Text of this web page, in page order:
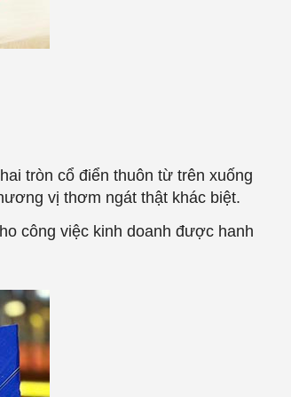
tròn cổ điển thuôn từ trên xuống
vị thơm ngát thật khác biệt.
công việc kinh doanh được hanh